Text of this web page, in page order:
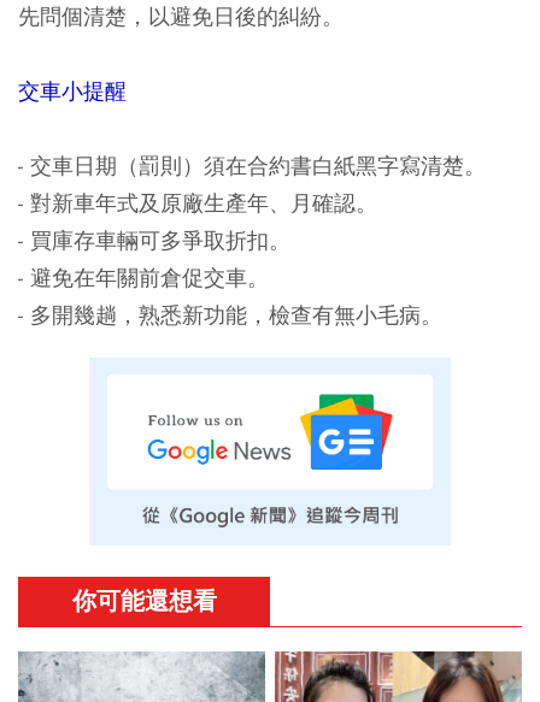
先問個清楚，以避免日後的糾紛。
交車小提醒
- 交車日期（罰則）須在合約書白紙黑字寫清楚。
- 對新車年式及原廠生產年、月確認。
- 買庫存車輛可多爭取折扣。
- 避免在年關前倉促交車。
- 多開幾趟，熟悉新功能，檢查有無小毛病。